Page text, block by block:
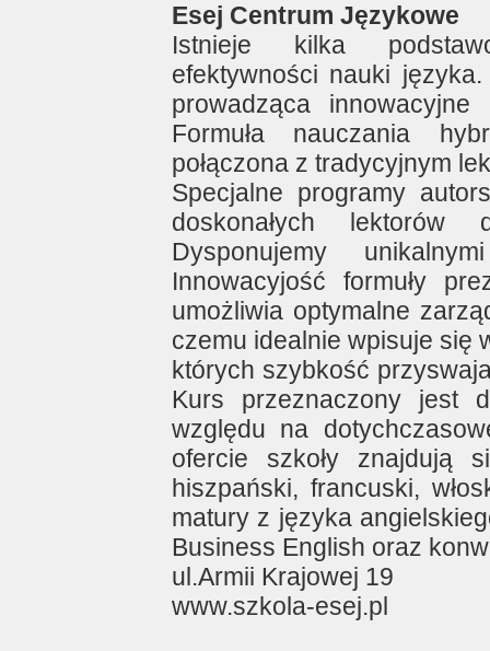
Esej Centrum Językowe
Istnieje kilka
efektywności nauki
prowadząca
Formuła nauczania
połączona z tradycyjnym
Specjalne programy
doskonałych
Dysponujemy
Innowacyjość formuły
umożliwia optymalne
czemu idealnie wpisuje się
których szybkość
Kurs przeznaczony jest
względu na
ofercie szkoły znajdują
hiszpański, francuski,
matury z języka
Business English oraz
ul.Armii Krajowej 19
www.szkola-esej.pl